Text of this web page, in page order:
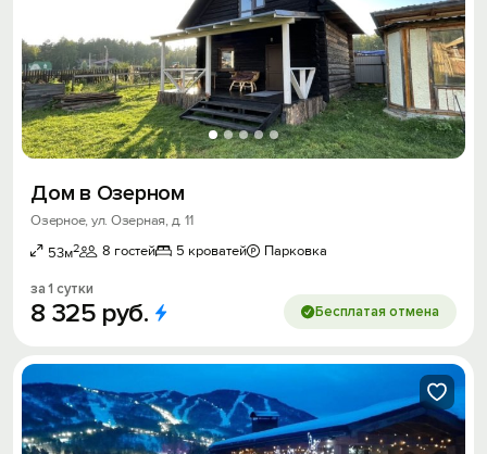
Дом в Озерном
Озерное, ул. Озерная, д. 11
53м2 8 гостей 5 кроватей Парковка
за 1 сутки
8 325 руб. Бесплатая отмена